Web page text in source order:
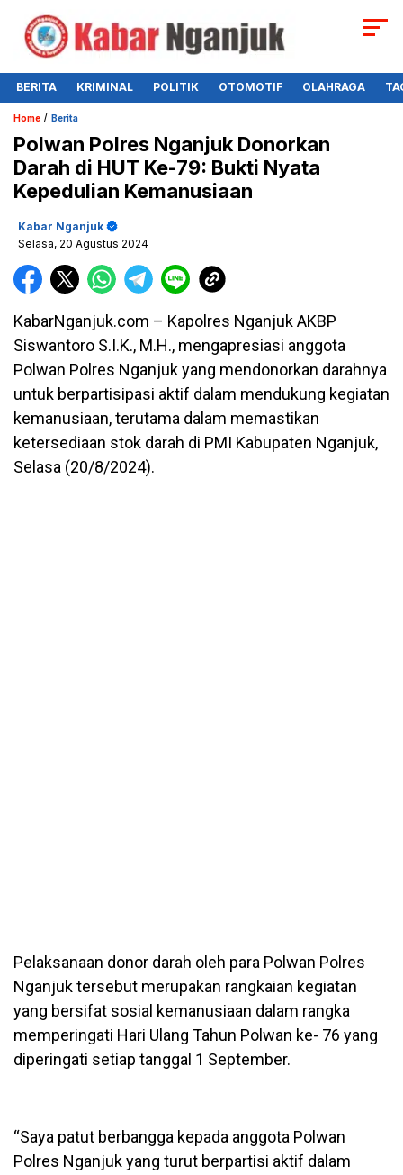
BERITA KRIMINAL POLITIK OTOMOTIF OLAHRAGA
Home / Berita
Polwan Polres Nganjuk Donorkan
Darah di HUT Ke-79: Bukti Nyata
Kepedulian Kemanusiaan
Kabar Nganjuk
Selasa, 20 Agustus 2024
KabarNganjuk.com – Kapolres Nganjuk AKBP
Siswantoro S.I.K., M.H., mengapresiasi anggota
Polwan Polres Nganjuk yang mendonorkan darahnya
untuk berpartisipasi aktif dalam mendukung kegiatan
kemanusiaan, terutama dalam memastikan
ketersediaan stok darah di PMI Kabupaten Nganjuk,
Selasa (20/8/2024).
Pelaksanaan donor darah oleh para Polwan Polres
Nganjuk tersebut merupakan rangkaian kegiatan
yang bersifat sosial kemanusiaan dalam rangka
memperingati Hari Ulang Tahun Polwan ke- 76 yang
diperingati setiap tanggal 1 September.
“Saya patut berbangga kepada anggota Polwan
Polres Nganjuk yang turut berpartisi aktif dalam